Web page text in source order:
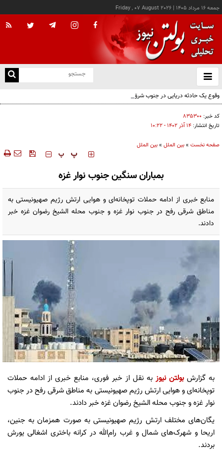
جمعه ۱۶ مرداد ۱۴۰۵ |
Friday , 07 August 2026
باز
و
وقوع یک حادثه دریایی در جنوب شرق عدن
کد خبر: ۸۳۵۳۰۰
تاریخ انتشار: ۱۴ آذر ۱۴۰۲ - ۱۰:۲۲
صفحه نخست »بین الملل »بین الملل
‍‍‍ پ پ
بمباران سنگین جنوب نوار غزه
منابع خبری از ادامه حملات توپخانه‌ای و هوایی ارتش رژیم صهیونیستی به
مناطق شرقی رفح در جنوب نوار غزه و جنوب محله الشیخ رضوان غزه خبر
دادند.
به گزارشبولتن نیوز به نقل از خبر فوری، منابع خبری از ادامه حملات
توپخانه‌ای و هوایی ارتش رژیم صهیونیستی به مناطق شرقی رفح در جنوب
نوار غزه و جنوب محله الشیخ رضوان غزه خبر دادند.
یگان‌های مختلف ارتش رژیم صهیونیستی به صورت همزمان به جنین،
اریحا و شهرک‌های شمال و غرب رام‌الله در کرانه باختری اشغالی یورش
بردند.